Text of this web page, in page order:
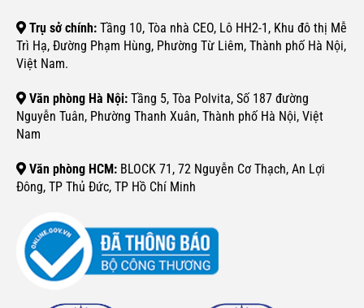
Trụ sở chính: Tầng 10, Tòa nhà CEO, Lô HH2-1, Khu đô thị Mễ
Trì Hạ, Đường Phạm Hùng, Phường Từ Liêm, Thành phố Hà Nội,
Việt Nam.
Văn phòng Hà Nội: Tầng 5, Tòa Polvita, Số 187 đường
Nguyễn Tuân, Phường Thanh Xuân, Thành phố Hà Nội, Việt
Nam
Văn phòng HCM: BLOCK 71, 72 Nguyễn Cơ Thạch, An Lợi
Đông, TP Thủ Đức, TP Hồ Chí Minh